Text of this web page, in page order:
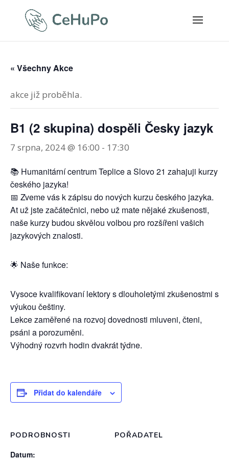
« Všechny Akce
akce již proběhla.
B1 (2 skupina) dospěli Česky jazyk
7 srpna, 2024 @ 16:00 - 17:30
📚 Humanitární centrum Teplice a Slovo 21 zahajuji kurzy
českého jazyka!
📅 Zveme vás k zápisu do nových kurzu českého jazyka.
At už jste začátečnici, nebo už mate nějaké zkušenosti,
naše kurzy budou skvělou volbou pro rozšířeni vašich
jazykových znalosti.
🌟 Naše funkce:
Vysoce kvalifikovaní lektory s dlouholetými zkušenostmi s
výukou češtiny.
Lekce zaměřené na rozvoj dovednosti mluveni, čteni,
psáni a porozuměni.
Výhodný rozvrh hodin dvakrát týdne.
Přidat do kalendáře
PODROBNOSTI
Datum:
POŘADATEL